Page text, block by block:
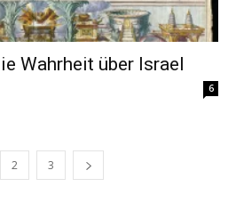
Wahrheit über Israel
6
2 3